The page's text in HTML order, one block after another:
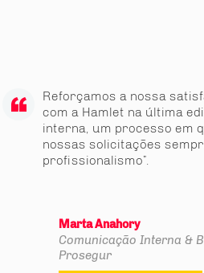
Reforçamos a nossa
com a Hamlet na última
interna, um processo em
nossas solicitações
profissionalismo”.
Marta Anahory
Comunicação Interna &
Prosegur